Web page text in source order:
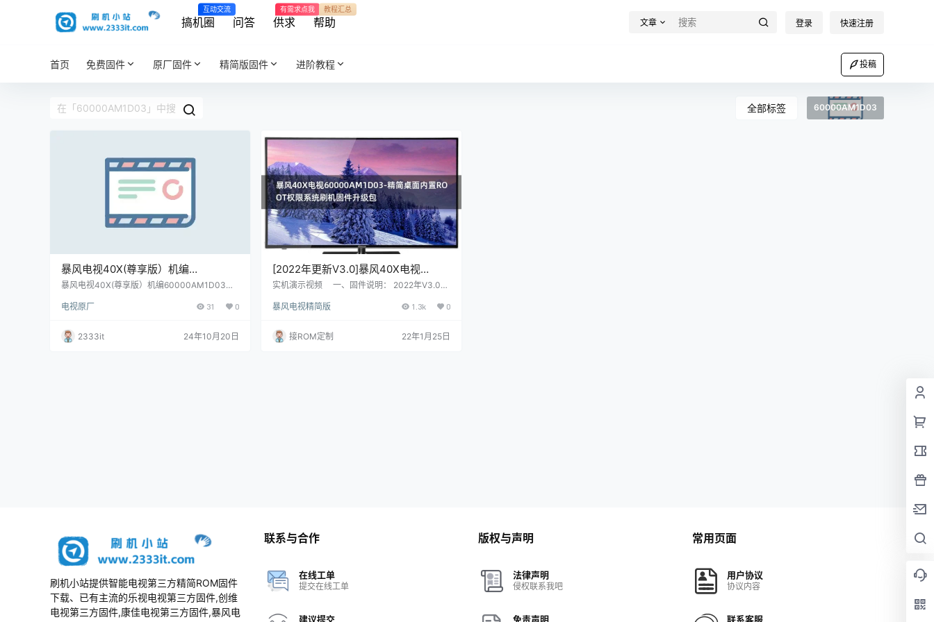
搞机圈
互动交流
问答 供求
有需求点我
帮助
教程汇总
文章 登录 快速注册
首页 免费固件 原厂固件 精简版固件 进阶教程 投稿
全部标签 60000AM1D03
暴风电视40X(尊享版）机编
60000AM1D03主程序11173901屏程
原厂程序U盘数据刷机包
暴风电视40X(尊享版）机编60000AM1D03主
-PE1(C5)原厂程序U盘数据刷机包
电视原厂 31 0
2333it 24年10月20日
[2022年更新V3.0]暴风40X电视
60000AM1D03-精简桌面内置ROOT
实机演示视频 一、固件说明： 2022年V3.0更
提示初始化 副更新： 1，当贝桌面回退旧版本，
新为网络触发版**开机连上网后才会自启应用**
3，ROOT权限全部更新为SuperSU，首次进去
暴风电视精简版 1.3k 0
接ROM定制 22年1月25日
刷机小站提供智能电视第三方精简ROM固件
下载、已有主流的乐视电视第三方固件,创维
电视第三方固件,康佳电视第三方固件,暴风电
联系与合作
在线工单
提交在线工单
建议提交
版权与声明
法律声明
侵权联系我吧
免责声明
常用页面
用户协议
协议内容
联系客服